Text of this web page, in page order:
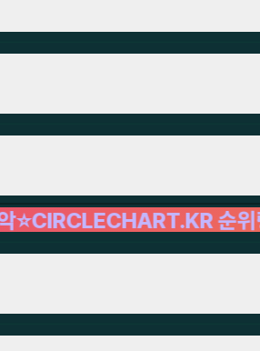
순위링크🌈서브채널N포인